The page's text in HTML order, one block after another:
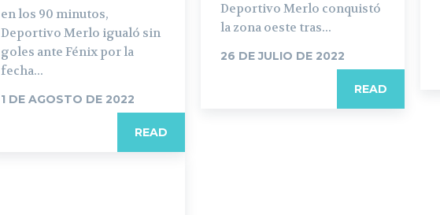
en los 90 minutos,
Deportivo Merlo igualó sin
goles ante Fénix por la
fecha...
1 DE AGOSTO DE 2022
READ
Deportivo Merlo conquistó
la zona oeste tras...
26 DE JULIO DE 2022
READ